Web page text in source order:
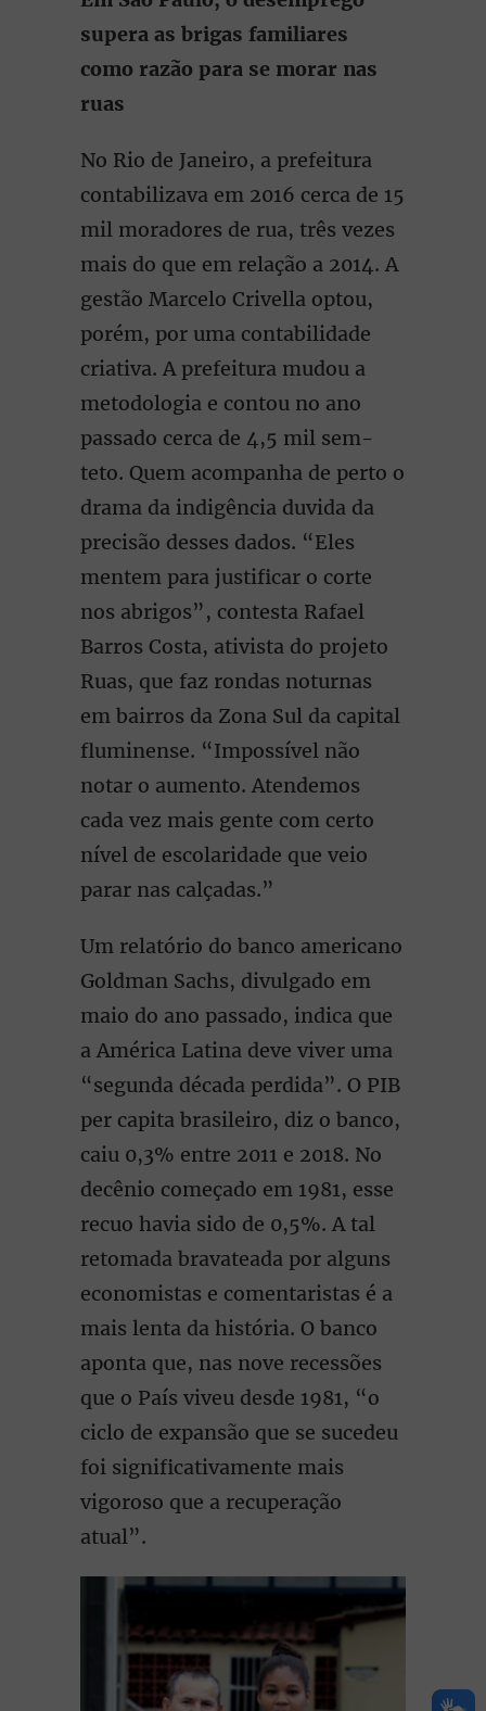
supera as brigas familiares
como razão para se morar nas
ruas
No Rio de Janeiro, a prefeitura
contabilizava em 2016 cerca de 15
mil moradores de rua, três vezes
mais do que em relação a 2014. A
gestão Marcelo Crivella optou,
porém, por uma contabilidade
criativa. A prefeitura mudou a
metodologia e contou no ano
passado cerca de 4,5 mil sem-
teto. Quem acompanha de perto o
drama da indigência duvida da
precisão desses dados. “Eles
mentem para justificar o corte
nos abrigos”, contesta Rafael
Barros Costa, ativista do projeto
Ruas, que faz rondas noturnas
em bairros da Zona Sul da capital
fluminense. “Impossível não
notar o aumento. Atendemos
cada vez mais gente com certo
nível de escolaridade que veio
parar nas calçadas.”
Um relatório do banco americano
Goldman Sachs, divulgado em
maio do ano passado, indica que
a América Latina deve viver uma
“segunda década perdida”. O PIB
per capita brasileiro, diz o banco,
caiu 0,3% entre 2011 e 2018. No
decênio começado em 1981, esse
recuo havia sido de 0,5%. A tal
retomada bravateada por alguns
economistas e comentaristas é a
mais lenta da história. O banco
aponta que, nas nove recessões
que o País viveu desde 1981, “o
ciclo de expansão que se sucedeu
foi significativamente mais
vigoroso que a recuperação
atual”.